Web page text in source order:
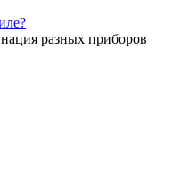
разных приборов